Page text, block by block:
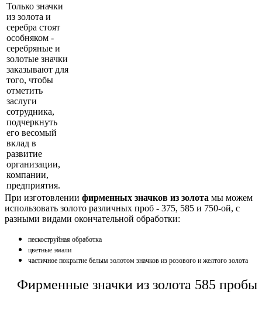
Только значки
из золота и
серебра стоят
особняком -
серебряные и
золотые значки
заказывают для
того, чтобы
отметить
заслуги
сотрудника,
подчеркнуть
его весомый
вклад в
развитие
организации,
компании,
предприятия.
При изготовлении фирменных значков из золота мы можем
использовать золото различных проб - 375, 585 и 750-ой, с
разными видами окончательной обработки:
пескоструйная обработка
цветные эмали
частичное покрытие белым золотом значков из розового и желтого золота
Фирменные значки из золота 585 пробы